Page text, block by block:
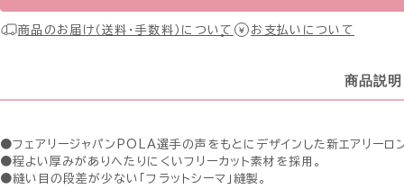
商品のお届け（送料・手数料）について お支払いについて
商品説明
●フェアリージャパンPOLA選手の声をもとにデザインした新エアリーロ
●程よい厚みがありへたりにくいフリーカット素材を採用。
●縫い目の段差が少ない「フラットシーマ」縫製。